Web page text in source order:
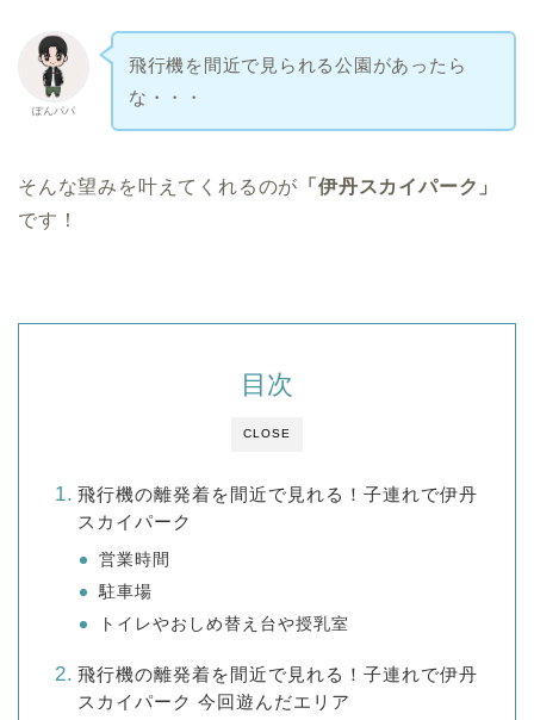
ぽんパパ
飛行機を間近で見られる公園があったら
な・・・
そんな望みを叶えてくれるのが 「伊丹スカイパーク」
です！
CLOSE
目次
飛行機の離発着を間近で見れる！子連れで伊丹
スカイパーク
営業時間
駐車場
トイレやおしめ替え台や授乳室
飛行機の離発着を間近で見れる！子連れで伊丹
スカイパーク 今回遊んだエリア